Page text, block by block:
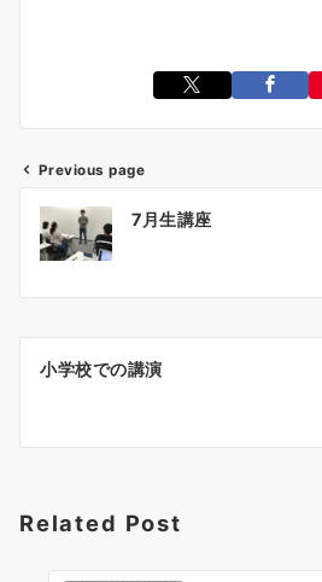
ビ
ン
Previous page
7月生講座
小学校での講演
Related Post